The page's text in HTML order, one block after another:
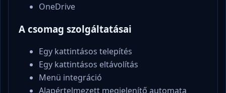
OneDrive
A csomag szolgáltatásai
Egy kattintásos telepítés
Egy kattintásos eltávolítás
Menü integráció
Alapértelmezett megjelenítő automata